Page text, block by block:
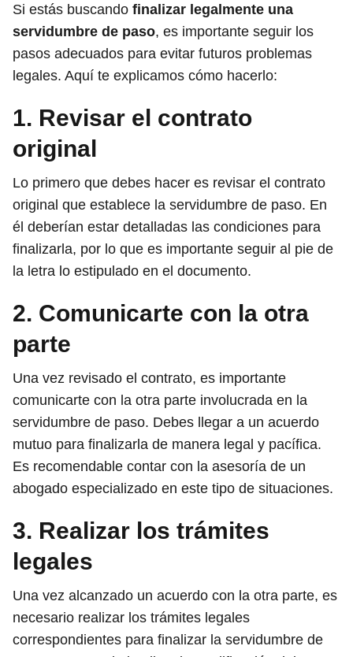
Si estás buscando finalizar legalmente una
servidumbre de paso, es importante seguir los
pasos adecuados para evitar futuros problemas
legales. Aquí te explicamos cómo hacerlo:
1. Revisar el contrato
original
Lo primero que debes hacer es revisar el contrato
original que establece la servidumbre de paso. En
él deberían estar detalladas las condiciones para
finalizarla, por lo que es importante seguir al pie de
la letra lo estipulado en el documento.
2. Comunicarte con la otra
parte
Una vez revisado el contrato, es importante
comunicarte con la otra parte involucrada en la
servidumbre de paso. Debes llegar a un acuerdo
mutuo para finalizarla de manera legal y pacífica.
Es recomendable contar con la asesoría de un
abogado especializado en este tipo de situaciones.
3. Realizar los trámites
legales
Una vez alcanzado un acuerdo con la otra parte, es
necesario realizar los trámites legales
correspondientes para finalizar la servidumbre de